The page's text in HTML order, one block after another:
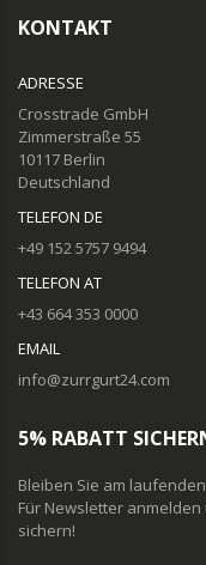
KONTAKT
ADRESSE
Crosstrade GmbH
Zimmerstraße 55
10117 Berlin
Deutschland
TELEFON DE
+49 152 5757 9494
TELEFON AT
+43 664 353 0000
EMAIL
info@zurrgurt24.com
5% RABATT
Bleiben Sie am
Für Newsletter anmelden
sichern!